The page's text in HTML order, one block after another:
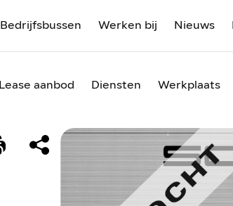
Bedrijfsbussen Werken bij Nieuws
Lease aanbod Diensten Werkplaats